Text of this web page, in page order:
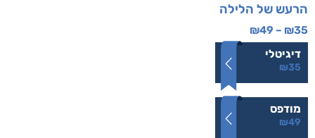
הרעש של הלילה
₪35
–
₪49
דיגיטלי
₪35
מודפס
₪49